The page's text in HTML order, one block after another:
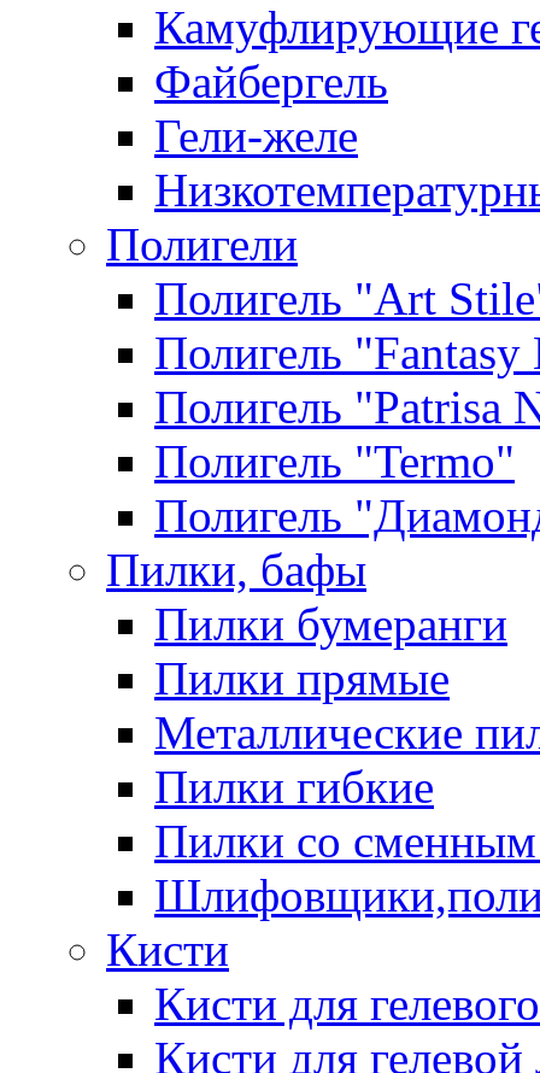
Камуфлирующие
Файбергель
Гели-желе
Полигели
Полигель "Art
Полигель
Полигель "Patrisa
Полигель "Termo"
Полигель
Пилки, бафы
Пилки бумеранги
Пилки прямые
Металлические
Пилки гибкие
Пилки со сменным
Кисти
Кисти для
Кисти для гелевой